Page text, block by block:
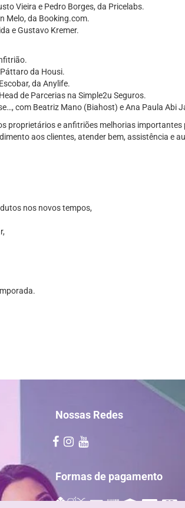
Vieira e Pedro Borges, da Pricelabs.
Melo, da Booking.com.
e Gustavo Kremer.
da Housi.
da Anylife.
de Parcerias na Simple2u Seguros.
com Beatriz Mano (Biahost) e Ana Paula Abi
proprietários e anfitriões melhorias
aos clientes, atender bem, assistência e
nos novos tempos,
Nossas Redes
Formas de pagamento